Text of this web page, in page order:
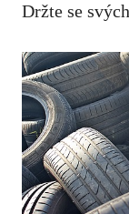
Držte se